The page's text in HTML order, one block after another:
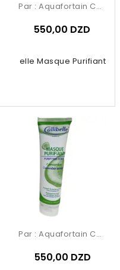
Masque Purifiant
Par : Aquafortain Cosmetics
550,00 DZD
Par : Aquafortain Cosmetics
550,00 DZD